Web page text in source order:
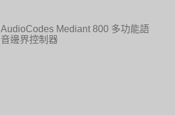
AudioCodes Mediant 800 多功能語
音邊界控制器